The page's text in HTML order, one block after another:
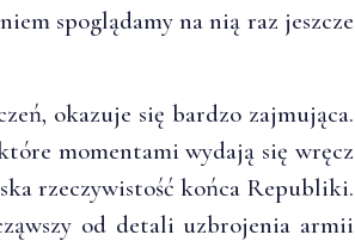
spoglądamy na nią raz jeszcze
okazuje się bardzo zajmująca.
momentami wydają się wręcz
rzeczywistość końca Republiki.
od detali uzbrojenia armii